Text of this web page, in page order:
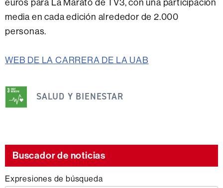
euros para La Marató de TV3, con una participación
media en cada edición alrededor de 2.000
personas.
WEB DE LA CARRERA DE LA UAB
noticia
se
de
los
siguientes
SALUD Y BIENESTAR
Buscador de noticias
Expresiones de búsqueda